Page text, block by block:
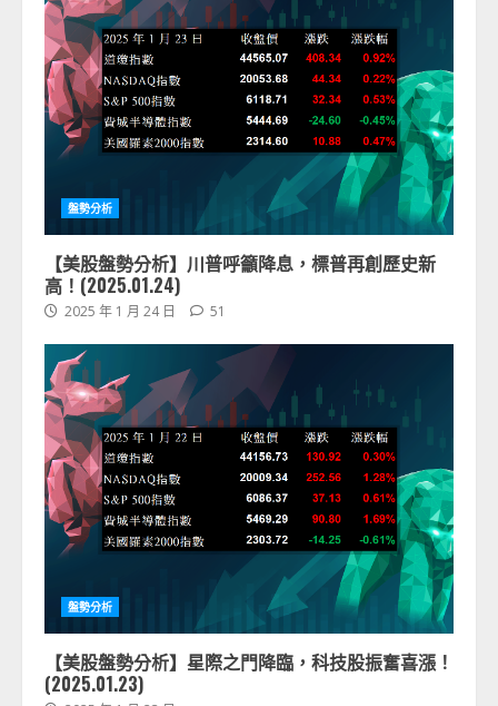
盤勢分析
【美股盤勢分析】川普呼籲降息，標普再創歷史新
高！(2025.01.24)
2025 年 1 月 24 日 51
盤勢分析
【美股盤勢分析】星際之門降臨，科技股振奮喜漲！
(2025.01.23)